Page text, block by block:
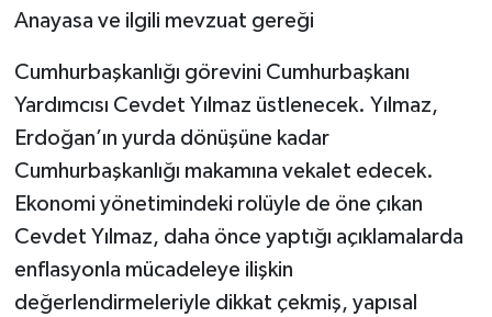
Anayasa ve ilgili mevzuat gereği
Cumhurbaşkanlığı görevini Cumhurbaşkanı
Yardımcısı Cevdet Yılmaz üstlenecek. Yılmaz,
Erdoğan’ın yurda dönüşüne kadar
Cumhurbaşkanlığı makamına vekalet edecek.
Ekonomi yönetimindeki rolüyle de öne çıkan
Cevdet Yılmaz, daha önce yaptığı açıklamalarda
enflasyonla mücadeleye ilişkin
değerlendirmeleriyle dikkat çekmiş, yapısal